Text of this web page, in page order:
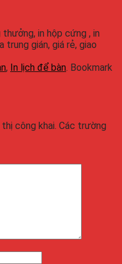
in hộp cứng , in
trung gián, giá rẻ, giao
, In lịch để bàn. Bookmark
công khai. Các trường